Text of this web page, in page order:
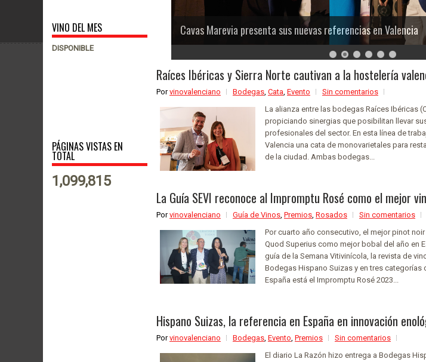
VINO DEL MES
DISPONIBLE
PÁGINAS VISTAS EN
TOTAL
1,099,815
Cavas Marevia presenta sus nuevas referencias en Valencia
Raíces Ibéricas y Sierra Norte cautivan a la hostelería
Porvinovalenciano Bodegas, Cata, Evento
Sin comentarios
La alianza entre las bodegas Raíces Ibéricas
propiciando sinergias que posibilitan llevar
profesionales del sector. En esta línea de
Valencia una cata de monovarietales para
de la ciudad. Ambas bodegas...
La Guía SEVI reconoce al Impromptu Rosé como el mejor
Porvinovalenciano Guía de Vinos, Premios, Rosados
Sin comentarios
Por cuarto año consecutivo, el mejor pinot
Quod Superius como mejor bobal del año en
guía de la Semana Vitivinícola, la revista de
Bodegas Hispano Suizas y en tres categorías
España está el Impromptu Rosé 2023...
Hispano Suizas, la referencia en España en innovación
Porvinovalenciano Bodegas, Evento, Premios
Sin comentarios
El diario La Razón hizo entrega a Bodegas